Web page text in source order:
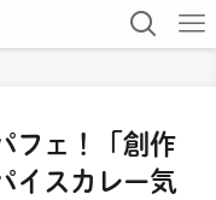
フェ！「創作
イスカレー気